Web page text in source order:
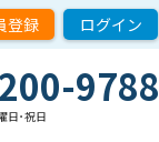
登録 ログイン
9788
日･祝日